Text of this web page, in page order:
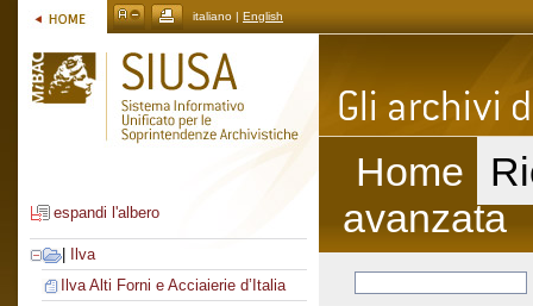
italiano | English
espandi l'albero
Ilva
Ilva Alti Forni e Acciaierie d’Italia
Home
avanzata